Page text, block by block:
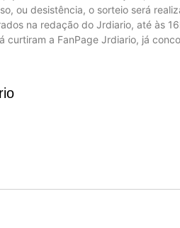
ou desistência, o sorteio será
na redação do Jrdiario, até às
curtiram a FanPage Jrdiario, já